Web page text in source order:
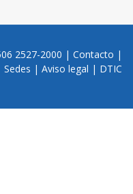
2527-2000 | Contacto |
Sedes | Aviso legal | DTIC